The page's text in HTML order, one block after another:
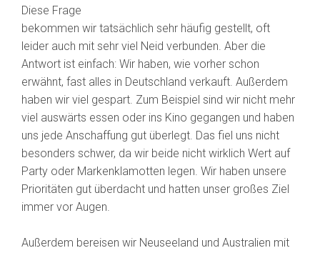
Diese Frage
bekommen wir tatsächlich sehr häufig gestellt, oft
leider auch mit sehr viel Neid verbunden. Aber die
Antwort ist einfach: Wir haben, wie vorher schon
erwähnt, fast alles in Deutschland verkauft. Außerdem
haben wir viel gespart. Zum Beispiel sind wir nicht mehr
viel auswärts essen oder ins Kino gegangen und haben
uns jede Anschaffung gut überlegt. Das fiel uns nicht
besonders schwer, da wir beide nicht wirklich Wert auf
Party oder Markenklamotten legen. Wir haben unsere
Prioritäten gut überdacht und hatten unser großes Ziel
immer vor Augen.
Außerdem bereisen wir Neuseeland und Australien mit